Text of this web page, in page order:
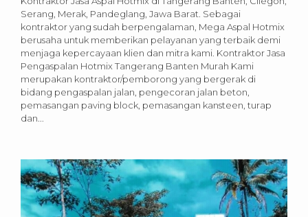
Serang, Merak, Pandeglang, Jawa Barat. Sebagai
kontraktor yang sudah berpengalaman, Mega Aspal Hotmix
berusaha untuk memberikan pelayanan yang terbaik demi
menjaga kepercayaan klien dan mitra kami. Kontraktor Jasa
Pengaspalan Hotmix Tangerang Banten Murah Kami
merupakan kontraktor/pemborong yang bergerak di
bidang pengaspalan jalan, pengecoran jalan beton,
pemasangan paving block, pemasangan kansteen, turap
dan...